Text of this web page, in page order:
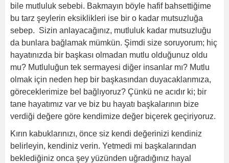
bile mutluluk sebebi. Bakmayın böyle hafif bahsettiğime
bu tarz şeylerin eksiklikleri ise bir o kadar mutsuzluğa
sebep. Sizin anlayacağınız, mutluluk kadar mutsuzluğu
da bunlara bağlamak mümkün. Şimdi size soruyorum; hiç
hayatınızda bir başkası olmadan mutlu olduğunuz oldu
mu? Mutluluğun tek sermayesi diğer insanlar mı? Mutlu
olmak için neden hep bir başkasından duyacaklarımıza,
göreceklerimize bel bağlıyoruz? Çünkü ne acıdır ki; bir
tane hayatımız var ve biz bu hayatı başkalarının bize
verdiği değere göre kendimize değer biçerek geçiriyoruz.
Kırın kabuklarınızı, önce siz kendi değerinizi kendiniz
belirleyin, kendiniz verin. Yetmedi mi başkalarından
beklediğiniz onca şey yüzünden uğradığınız hayal